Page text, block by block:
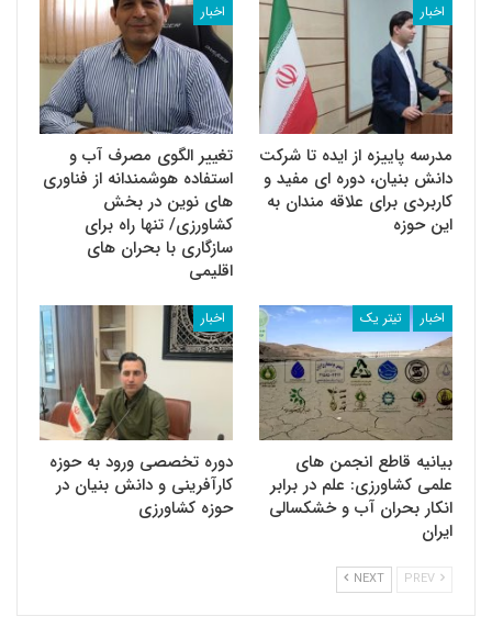
اخبار
مدرسه پاییزه از ایده تا شرکت
دانش بنیان، دوره ای مفید و
کاربردی برای علاقه مندان به
این حوزه
اخبار
تغییر الگوی مصرف آب و
استفاده هوشمندانه از فناوری
های نوین در بخش
کشاورزی/ تنها راه برای
سازگاری با بحران های
اقلیمی
اخبار تیتر یک
بیانیه قاطع انجمن های
علمی کشاورزی: علم در برابر
انکار بحران آب و خشکسالی
ایران
اخبار
دوره تخصصی ورود به حوزه
کارآفرینی و دانش بنیان در
حوزه کشاورزی
NEXT